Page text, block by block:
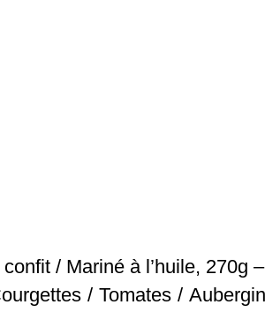
/ Mariné à l’huile, 270g
/ Tomates /